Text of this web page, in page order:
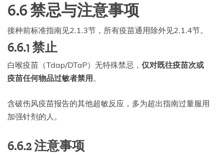
6.6 禁忌与注意事项
接种前标准指南见2.1.3节，所有疫苗通用除外见2.1.4节。
6.6.1 禁止
白喉疫苗（Tdap/DTaP）无特殊禁忌， 仅对既往疫苗次或
疫苗任何物品过敏者禁用 。
含破伤风疫苗报告的其他超敏反应，多为超出指南过量服用
加强针剂的人。
6.6.2 注意事项